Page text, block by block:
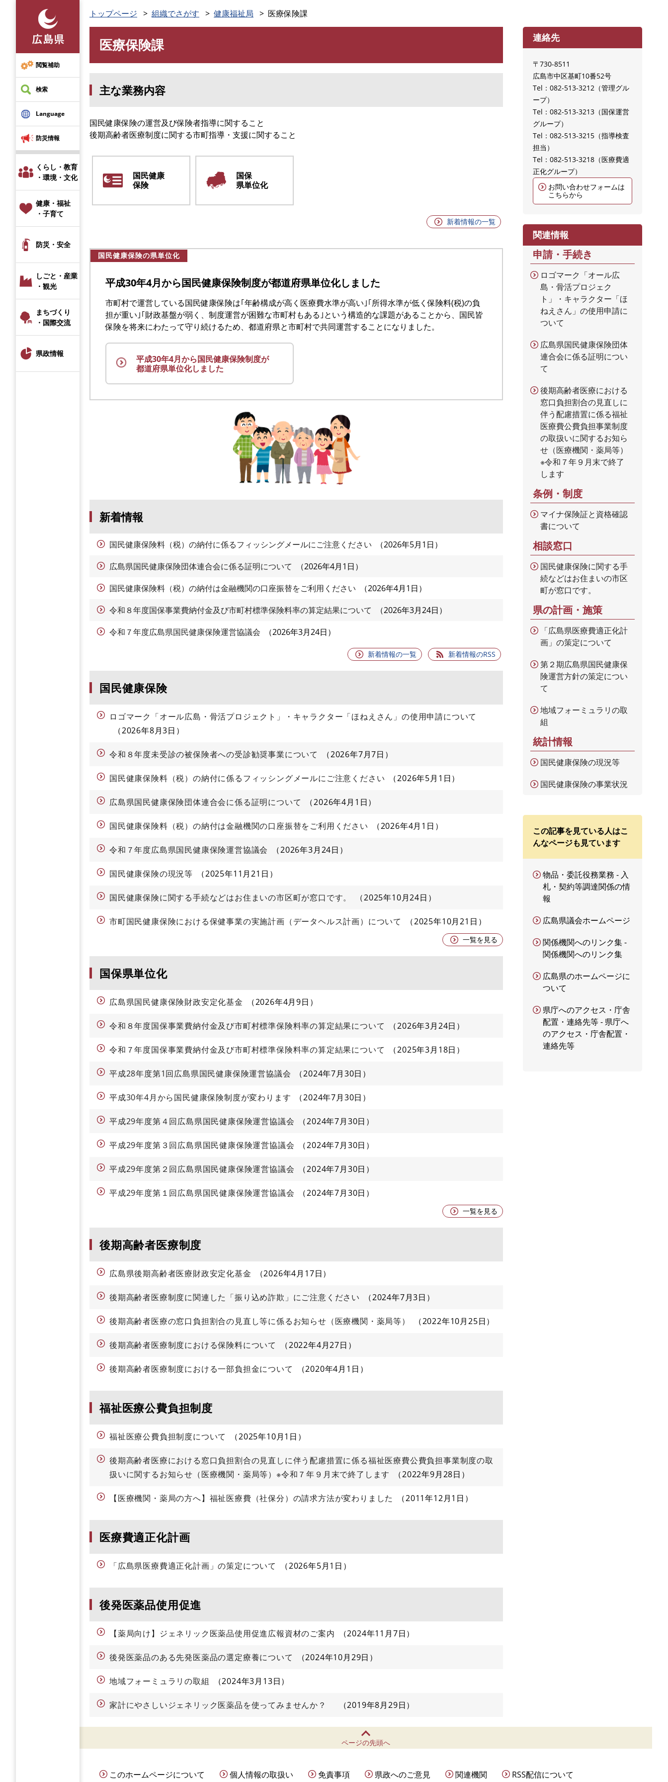
先
頭
で
す
。
閲覧補助
検索
Language
防災情報
くらし・教育
・環境・文化
健康・福祉
・子育て
防災・安全
しごと・産業
・観光
まちづくり
・国際交流
県政情報
トップページ 組織でさがす 健康福祉局 医療保険課
医療保険課
主な業務内容
国民健康保険の運営及び保険者指導に関すること
後期高齢者医療制度に関する市町指導・支援に関すること
国民健康
保険
国保
県単位化
新着情報の一覧
国民健康保険の県単位化
平成30年4月から国民健康保険制度が都道府県単位化しました
市町村で運営している国民健康保険は｢年齢構成が高く医療費水準が高い｣｢所得水準が低く保険料(税)の負
担が重い｣｢財政基盤が弱く、制度運営が困難な市町村もある｣という構造的な課題があることから、国民皆
保険を将来にわたって守り続けるため、都道府県と市町村で共同運営することになりました。
平成30年4月から国民健康保険制度が
都道府県単位化しました
新着情報
国民健康保険料（税）の納付に係るフィッシングメールにご注意ください
2026年5月1日
広島県国民健康保険団体連合会に係る証明について
2026年4月1日
国民健康保険料（税）の納付は金融機関の口座振替をご利用ください
2026年4月1日
令和８年度国保事業費納付金及び市町村標準保険料率の算定結果について
2026年3月24日
令和７年度広島県国民健康保険運営協議会
2026年3月24日
新着情報の一覧 新着情報のRSS
国民健康保険
ロゴマーク「オール広島・骨活プロジェクト」・キャラクター「ほねえさん」の使用申請について
2026年8月3日
令和８年度未受診の被保険者への受診勧奨事業について 2026年7月7日
国民健康保険料（税）の納付に係るフィッシングメールにご注意ください 2026年5月1日
広島県国民健康保険団体連合会に係る証明について 2026年4月1日
国民健康保険料（税）の納付は金融機関の口座振替をご利用ください 2026年4月1日
令和７年度広島県国民健康保険運営協議会 2026年3月24日
国民健康保険の現況等 2025年11月21日
国民健康保険に関する手続などはお住まいの市区町が窓口です。 2025年10月24日
市町国民健康保険における保健事業の実施計画（データヘルス計画）について 2025年10月21日
一覧を見る
国保県単位化
広島県国民健康保険財政安定化基金 2026年4月9日
令和８年度国保事業費納付金及び市町村標準保険料率の算定結果について 2026年3月24日
令和７年度国保事業費納付金及び市町村標準保険料率の算定結果について 2025年3月18日
平成28年度第1回広島県国民健康保険運営協議会 2024年7月30日
平成30年4月から国民健康保険制度が変わります 2024年7月30日
平成29年度第４回広島県国民健康保険運営協議会 2024年7月30日
平成29年度第３回広島県国民健康保険運営協議会 2024年7月30日
平成29年度第２回広島県国民健康保険運営協議会 2024年7月30日
平成29年度第１回広島県国民健康保険運営協議会 2024年7月30日
一覧を見る
後期高齢者医療制度
広島県後期高齢者医療財政安定化基金 2026年4月17日
後期高齢者医療制度に関連した「振り込め詐欺」にご注意ください 2024年7月3日
後期高齢者医療の窓口負担割合の見直し等に係るお知らせ（医療機関・薬局等） 2022年10月25日
後期高齢者医療制度における保険料について 2022年4月27日
後期高齢者医療制度における一部負担金について 2020年4月1日
福祉医療公費負担制度
福祉医療公費負担制度について 2025年10月1日
後期高齢者医療における窓口負担割合の見直しに伴う配慮措置に係る福祉医療費公費負担事業制度の取
扱いに関するお知らせ（医療機関・薬局等）※令和７年９月末で終了します
2022年9月28日
【医療機関・薬局の方へ】福祉医療費（社保分）の請求方法が変わりました 2011年12月1日
医療費適正化計画
「広島県医療費適正化計画」の策定について 2026年5月1日
後発医薬品使用促進
【薬局向け】ジェネリック医薬品使用促進広報資材のご案内 2024年11月7日
後発医薬品のある先発医薬品の選定療養について 2024年10月29日
地域フォーミュラリの取組 2024年3月13日
家計にやさしいジェネリック医薬品を使ってみませんか？ 2019年8月29日
連絡先
〒730-8511
広島市中区基町10番52号
Tel：082-513-3212
管理グル
ープ
Tel：082-513-3213
国保運営
グループ
Tel：082-513-3215
指導検査
担当
Tel：082-513-3218
医療費適
正化グループ
お問い合わせフォームは
こちらから
関連情報
申請・手続き
ロゴマーク「オール広
島・骨活プロジェク
ト」・キャラクター「ほ
ねえさん」の使用申請に
ついて
広島県国民健康保険団体
連合会に係る証明につい
て
後期高齢者医療における
窓口負担割合の見直しに
伴う配慮措置に係る福祉
医療費公費負担事業制度
の取扱いに関するお知ら
せ（医療機関・薬局等）
※令和７年９月末で終了
します
条例・制度
マイナ保険証と資格確認
書について
相談窓口
国民健康保険に関する手
続などはお住まいの市区
町が窓口です。
県の計画・施策
「広島県医療費適正化計
画」の策定について
第２期広島県国民健康保
険運営方針の策定につい
て
地域フォーミュラリの取
組
統計情報
国民健康保険の現況等
国民健康保険の事業状況
この記事を見ている人はこ
んなページも見ています
物品・委託役務業務 - 入
札・契約等調達関係の情
報
広島県議会ホームページ
関係機関へのリンク集 -
関係機関へのリンク集
広島県のホームページに
ついて
県庁へのアクセス・庁舎
配置・連絡先等 - 県庁へ
のアクセス・庁舎配置・
連絡先等
ページの先頭へ
このホームページについて 個人情報の取扱い 免責事項 県政へのご意見 関連機関 RSS配信について